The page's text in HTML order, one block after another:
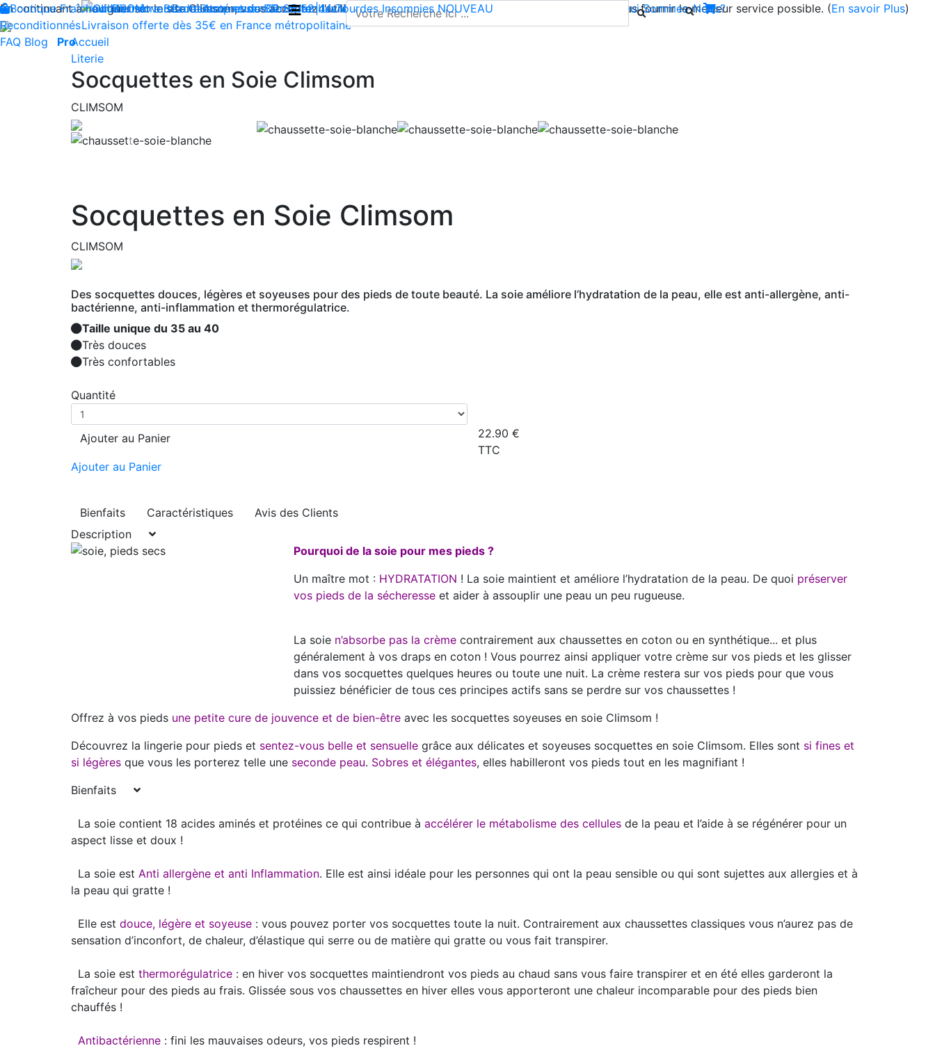
En continuant à naviguer sur le site Climsom, vous acceptez l'utilisation de cookies pour enregistrer votre panier et vous fournir le meilleur service possible. (En savoir Plus)
Produits innovants de Santé et de Bien-être | Livraison offerte dès 35€ en France métropolitaine
Livraison offerte dès 35€ en France métropolitaine
Contactez-nous : 02 85 52 44 74 -contact@climsom.com Qui Sommes-Nous?
Boutique Fraîcheur Bien-être Beauté Acupression Dos Jambes lourdes Insomnies NOUVEAU
Reconditionnés
FAQ Blog ProAccueil
Literie
Socquettes en Soie Climsom
CLIMSOM
Previous
Socquettes en Soie Climsom
CLIMSOM
Des socquettes douces, légères et soyeuses pour des pieds de toute beauté. La soie améliore l’hydratation de la peau, elle est anti-allergène, anti-
bactérienne, anti-inflammation et thermorégulatrice.
Taille unique du 35 au 40
Très douces
Très confortables
Quantité
Ajouter au Panier
Ajouter au Panier
22.90 €
TTC
Bienfaits Caractéristiques
Avis des Clients
Description
Pourquoi de la soie pour mes pieds ?
Un maître mot : HYDRATATION ! La soie maintient et améliore l’hydratation de la peau. De quoi préserver
vos pieds de la sécheresse et aider à assouplir une peau un peu rugueuse.
La soie n’absorbe pas la crème contrairement aux chaussettes en coton ou en synthétique... et plus
généralement à vos draps en coton ! Vous pourrez ainsi appliquer votre crème sur vos pieds et les glisser
dans vos socquettes quelques heures ou toute une nuit. La crème restera sur vos pieds pour que vous
puissiez bénéficier de tous ces principes actifs sans se perdre sur vos chaussettes !
Offrez à vos pieds une petite cure de jouvence et de bien-être avec les socquettes soyeuses en soie Climsom !
Découvrez la lingerie pour pieds et sentez-vous belle et sensuelle grâce aux délicates et soyeuses socquettes en soie Climsom. Elles sont si fines et
si légères que vous les porterez telle une seconde peau. Sobres et élégantes, elles habilleront vos pieds tout en les magnifiant !
Bienfaits
La soie contient 18 acides aminés et protéines ce qui contribue à accélérer le métabolisme des cellules de la peau et l’aide à se régénérer pour un
aspect lisse et doux !
La soie est Anti allergène et anti Inflammation. Elle est ainsi idéale pour les personnes qui ont la peau sensible ou qui sont sujettes aux allergies et à
la peau qui gratte !
Elle est douce, légère et soyeuse : vous pouvez porter vos socquettes toute la nuit. Contrairement aux chaussettes classiques vous n’aurez pas de
sensation d’inconfort, de chaleur, d’élastique qui serre ou de matière qui gratte ou vous fait transpirer.
La soie est thermorégulatrice : en hiver vos socquettes maintiendront vos pieds au chaud sans vous faire transpirer et en été elles garderont la
fraîcheur pour des pieds au frais. Glissée sous vos chaussettes en hiver elles vous apporteront une chaleur incomparable pour des pieds bien
chauffés !
Antibactérienne : fini les mauvaises odeurs, vos pieds respirent !